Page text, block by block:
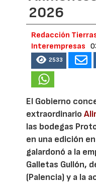
2026
Redacción
Interempresas
2533
El Gobierno
extraordinario
las bodegas
en una edición
galardonó a la
Galletas Gullón,
(Palencia) y a la